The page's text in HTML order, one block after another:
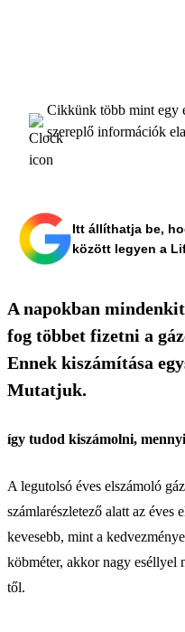
Cikkünk több mint egy
szereplő információk
Itt állíthatja be,
között legyen a
A napokban
fog többet fizetni a
Ennek kiszámítása
Mutatjuk.
így tudod kiszámolni,
A legutolsó éves elszámoló
számlarészletező alatt az éves
kevesebb, mint a
köbméter, akkor nagy eséllyel
től.